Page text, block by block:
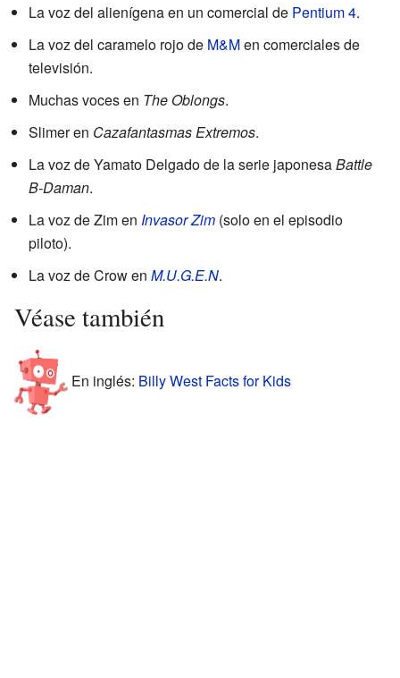
La voz del alienígena en un comercial de Pentium 4.
La voz del caramelo rojo de M&Men comerciales de
televisión.
Muchas voces en The Oblongs.
Slimer en Cazafantasmas Extremos.
La voz de Yamato Delgado de la serie japonesaBattle
B-Daman.
La voz de Zim en Invasor Zim (solo en el episodio
piloto).
La voz de Crow en M.U.G.E.N.
Véase también
En inglés: Billy West Facts for Kids